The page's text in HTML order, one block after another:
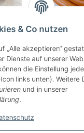
Wiener
18,56 €
Weitere
& Co nutzen
„Alle akzeptieren“
Dienste auf unserer
die Einstellung
links unten). Weitere
und in unserer
.